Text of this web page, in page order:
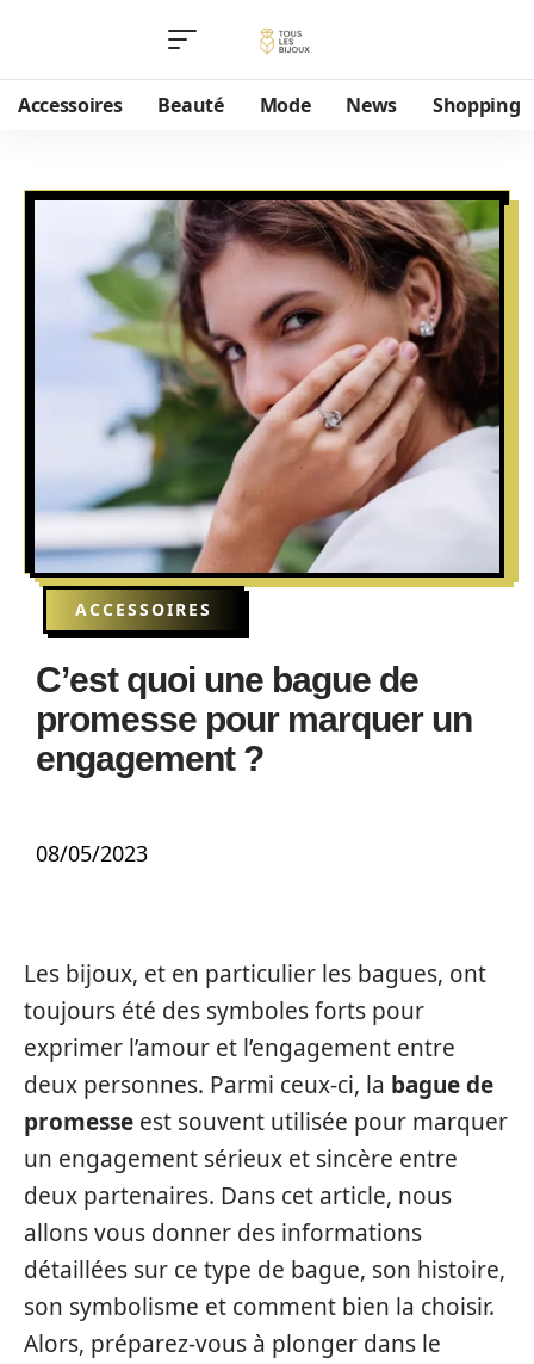
Accessoires Beauté Mode News Shopping
ACCESSOIRES
C’est quoi une bague de
promesse pour marquer un
engagement ?
08/05/2023
Les bijoux, et en particulier les bagues, ont
toujours été des symboles forts pour
exprimer l’amour et l’engagement entre
deux personnes. Parmi ceux-ci, la bague de
promesse est souvent utilisée pour marquer
un engagement sérieux et sincère entre
deux partenaires. Dans cet article, nous
allons vous donner des informations
détaillées sur ce type de bague, son histoire,
son symbolisme et comment bien la choisir.
Alors, préparez-vous à plonger dans le